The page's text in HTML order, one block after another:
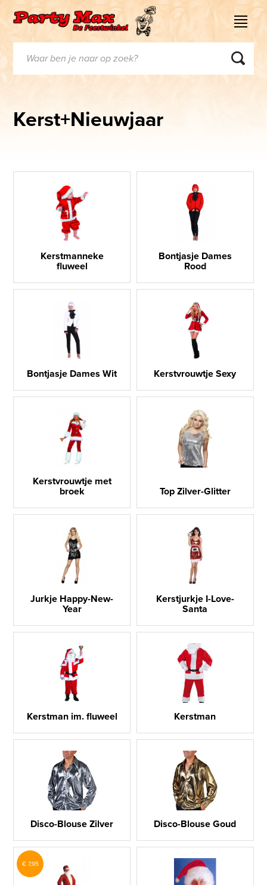
Kerst+Nieuwjaar
Kerstmanneke
fluweel
Bontjasje Dames
Rood
Bontjasje Dames Wit Kerstvrouwtje Sexy
Kerstvrouwtje met
broek
Top Zilver-Glitter
Jurkje Happy-New-
Year
Kerstjurkje I-Love-
Santa
Kerstman im. fluweel Kerstman
Disco-Blouse Zilver Disco-Blouse Goud
€ 7,95